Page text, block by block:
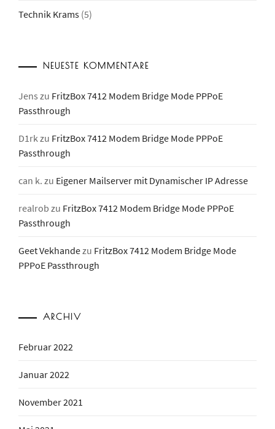
Technik Krams (5)
NEUESTE KOMMENTARE
Jens zu FritzBox 7412 Modem Bridge Mode PPPoE
Passthrough
D1rkzu FritzBox 7412 Modem Bridge Mode PPPoE
Passthrough
can k. zu Eigener Mailserver mit Dynamischer IP Adresse
realrob zu FritzBox 7412 Modem Bridge Mode PPPoE
Passthrough
Geet Vekhandezu FritzBox 7412 Modem Bridge Mode
PPPoE Passthrough
ARCHIV
Februar 2022
Januar 2022
November 2021